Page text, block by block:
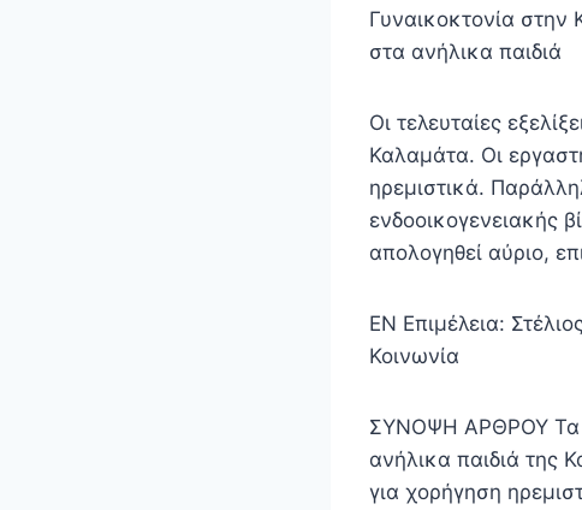
Γυναικοκτονία στην
στα ανήλικα παιδιά
Οι τελευταίες
Καλαμάτα. Οι
ηρεμιστικά.
ενδοοικογενειακής
απολογηθεί αύριο,
EN Επιμέλεια:
Κοινωνία
ΣΥΝΟΨΗ ΑΡΘΡΟΥ Τα
ανήλικα παιδιά της
για χορήγηση